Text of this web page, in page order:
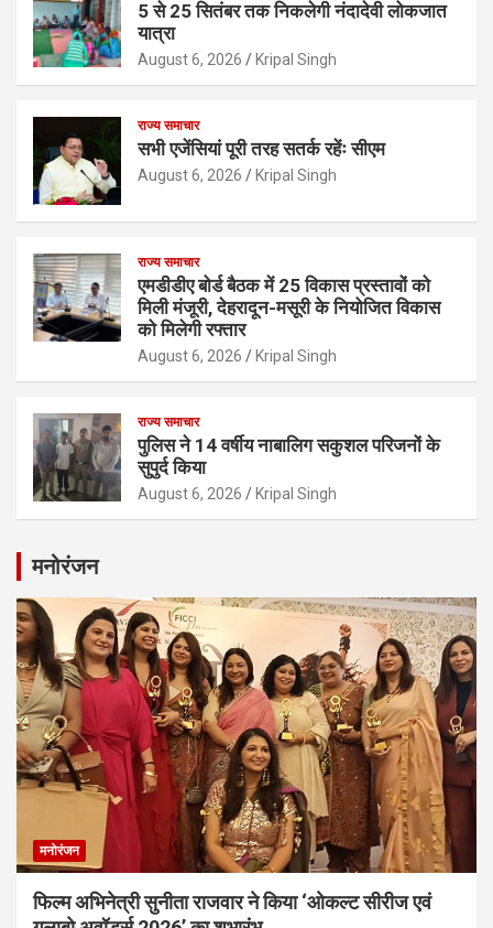
5 से 25 सितंबर तक निकलेगी नंदादेवी लोकजात
यात्रा
August 6, 2026 Kripal Singh
राज्य समाचार
सभी एजेंसियां पूरी तरह सतर्क रहेंः सीएम
August 6, 2026 Kripal Singh
राज्य समाचार
एमडीडीए बोर्ड बैठक में 25 विकास प्रस्तावों को
मिली मंजूरी, देहरादून-मसूरी के नियोजित विकास
को मिलेगी रफ्तार
August 6, 2026 Kripal Singh
राज्य समाचार
पुलिस ने 14 वर्षीय नाबालिग सकुशल परिजनों के
सुपुर्द किया
August 6, 2026 Kripal Singh
मनोरंजन
मनोरंजन
फिल्म अभिनेत्री सुनीता राजवार ने किया ‘ओकल्ट सीरीज एवं